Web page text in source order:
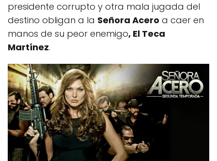
presidente corrupto y otra mala jugada del
destino obligan a la Señora Acero a caer en
manos de su peor enemigo, El Teca
Martínez.